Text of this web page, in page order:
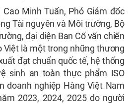
Minh Tuấn, Phó Giám đốc
Tài nguyên và Môi trường, Bộ
đại diện Ban Cố vấn chiến
Việt là một trong những thương
đạt chuẩn quốc tế, hệ thống
sinh an toàn thực phẩm ISO
doanh nghiệp Hàng Việt Nam
2023, 2024, 2025 do người